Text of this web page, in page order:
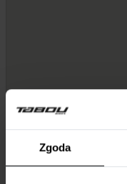
Zgoda